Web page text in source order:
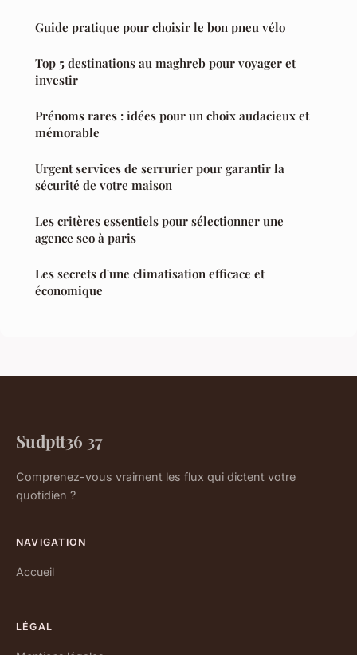
Guide pratique pour choisir le bon pneu vélo
Top 5 destinations au maghreb pour voyager et
investir
Prénoms rares : idées pour un choix audacieux et
mémorable
Urgent services de serrurier pour garantir la
sécurité de votre maison
Les critères essentiels pour sélectionner une
agence seo à paris
Les secrets d'une climatisation efficace et
économique
Sudptt36 37
Comprenez-vous vraiment les flux qui dictent votre
quotidien ?
NAVIGATION
Accueil
LÉGAL